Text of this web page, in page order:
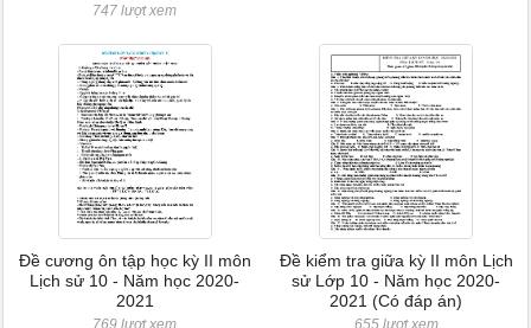
747 lượt xem
Đề cương ôn tập học kỳ II môn
Lịch sử 10 - Năm học 2020-
2021
769 lượt xem
Đề kiểm tra giữa kỳ II môn Lịch
sử Lớp 10 - Năm học 2020-
2021 (Có đáp án)
655 lượt xem